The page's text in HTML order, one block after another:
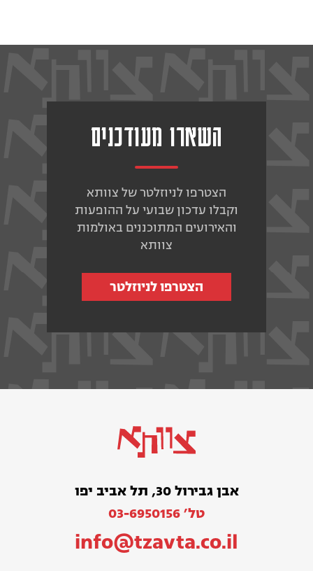
השארו מעודכנים
הצטרפו לניוזלטר של צוותא
וקבלו עדכון שבועי על ההופעות
והאירועים המתוכננים באולמות
צוותא
הצטרפו לניוזלטר
אבן גבירול 30, תל אביב יפו
טל׳ 03-6950156
info@tzavta.co.il